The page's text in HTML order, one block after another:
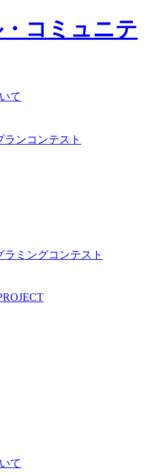
て
ンコンテスト
ミングコンテスト
て